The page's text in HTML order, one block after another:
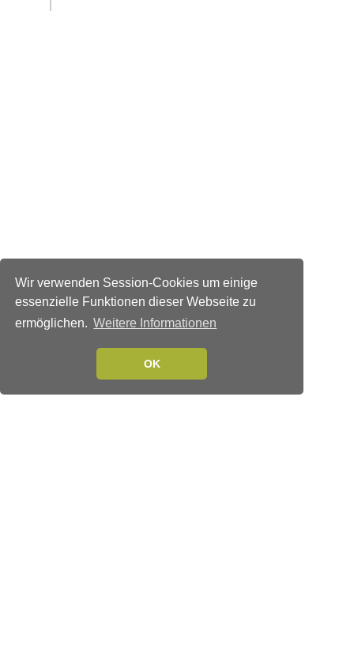
Wir verwenden Session-Cookies um einige
essenzielle Funktionen dieser Webseite zu
ermöglichen. Weitere Informationen
OK